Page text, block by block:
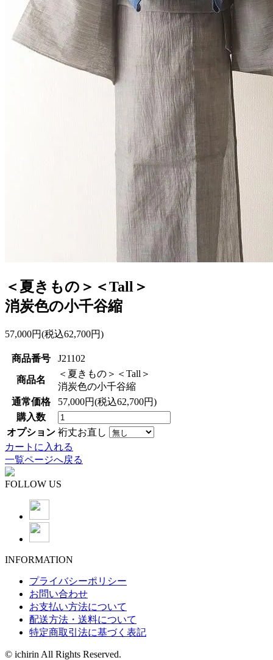
＜夏きもの＞＜Tall＞
消炭色の小千谷縮
57,000円(税込62,700円)
商品番号 J21102
商品名
＜夏きもの＞＜Tall＞
消炭色の小千谷縮
通常価格
57,000円(税込62,700円)
購入数
オプション 裄丈お直し
カートに入れる
一覧ページへ戻る
FOLLOW US
INFORMATION
プライバシーポリシー
お問い合わせ
お支払い方法について
配送方法・送料について
特定商取引法に基づく表記
© ichirin All Rights Reserved.